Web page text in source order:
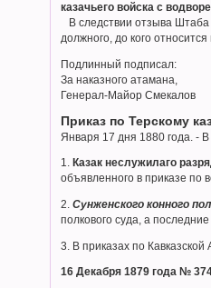
казачьего войска с
В следствии отзыва Штаба
должного, до кого относится
Подлинный подписал:
За наказного атамана,
Генерал-Майор Смекалов
Приказ по Терскому
Января 17 дня 1880 года. - В
1. Казак неслужилаго
объявленного в приказе по
2.Сунженского конного
полкового суда, а
3. В приказах по
16 Декабря 1879 года №